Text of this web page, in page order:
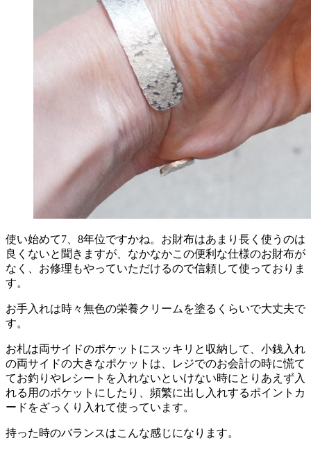
使い始めて7、8年位ですかね。お財布はあまり長く使うのは
良くないと聞きますが、なかなかこの便利な仕様のお財布が
なく、お修理もやっていただけるので信頼して使っておりま
す。
お手入れは時々無色の栄養クリームを塗るくらいで大丈夫で
す。
お札は両サイドのポケットにスッキリと収納して、小銭入れ
の両サイドの大きなポケットは、レジでのお会計の時に慌て
てお釣りやレシートを入れないといけない時にとりあえず入
れる用のポケットにしたり、頻繁に出し入れするポイントカ
ードをざっくり入れて使っています。
持った時のバランスはこんな感じになります。